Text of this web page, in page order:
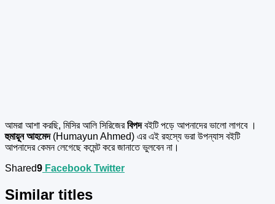
আমরা আশা করছি, মিসির আলি সিরিজেরবিপদবইটি পড়ে আপনাদের ভালো লাগবে ।
হুমায়ূন আহমেদ (Humayun Ahmed) এর এই রহস্যে ভরা উপন্যাস বইটি
আপনাদের কেমন লেগেছে কমেন্ট করে জানাতে ভুলবেন না।
Shared9 Facebook Twitter
Similar titles